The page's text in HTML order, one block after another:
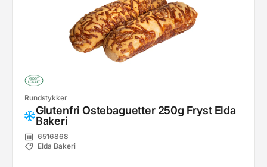
Rundstykker
Glutenfri Ostebaguetter 250g Fryst Elda
Bakeri
6516868
Elda Bakeri